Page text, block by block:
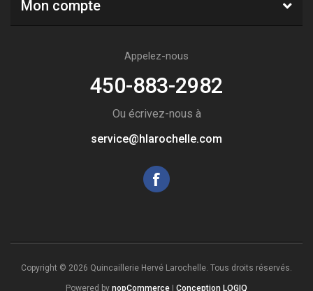
Mon compte
Appelez-nous
450-883-2982
Ou écrivez-nous à
service@hlarochelle.com
Copyright © 2026 Quincaillerie Hervé Larochelle. Tous droits réservés.
Powered by nopCommerce Conception LOGIQ